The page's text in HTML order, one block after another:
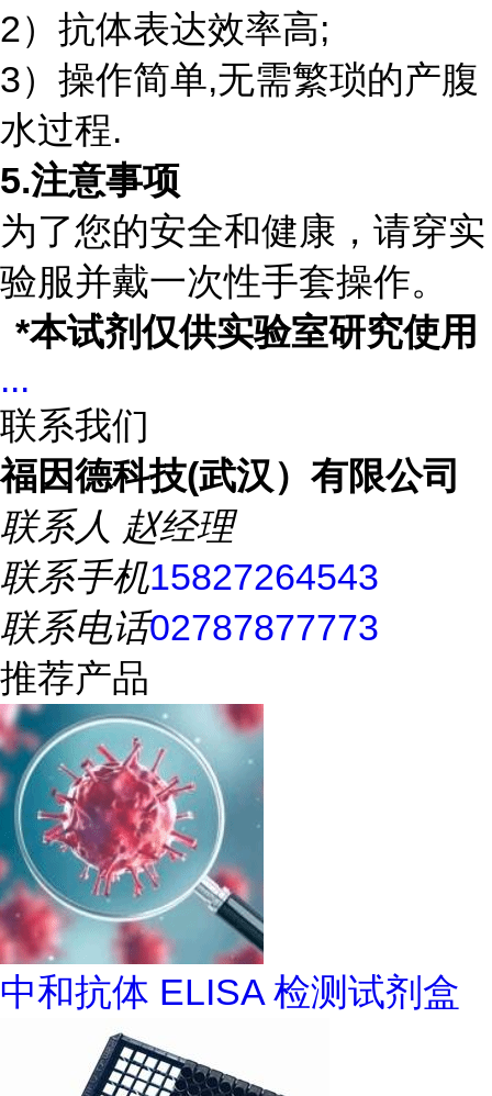
2）抗体表达效率高;
3）操作简单,无需繁琐的产腹
水过程.
5.注意事项
为了您的安全和健康，请穿实
验服并戴一次性手套操作。
*本试剂仅供实验室研究使用
...
联系我们
福因德科技(武汉）有限公司
联系人 赵经理
联系手机15827264543
联系电话02787877773
推荐产品
中和抗体 ELISA 检测试剂盒